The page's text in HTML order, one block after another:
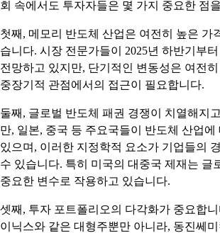
회 속에서도 투자자들은 몇 가지 중요한 점
첫째, 메모리 반도체 산업은 여전히 높은 가
습니다. 시장 전문가들이 2025년 하반기부
전망하고 있지만, 단기적인 변동성은 여전
중장기적 관점에서의 접근이 필요합니다.
둘째, 글로벌 반도체 패권 경쟁이 치열해지
만, 일본, 중국 등 주요국들이 반도체 산업에
있으며, 이러한 지정학적 요소가 기업들의
수 있습니다. 특히 미국의 대중국 제재는 글
중요한 변수로 작용하고 있습니다.
셋째, 투자 포트폴리오의 다각화가 중요합
이닉스와 같은 대형주뿐만 아니라, 동진쎄